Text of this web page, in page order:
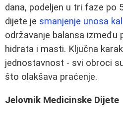
dana, podeljen u tri faze po
dijete je smanjenje unosa
održavanje balansa između
hidrata i masti. Ključna
jednostavnost - svi obroci
što olakšava praćenje.
Jelovnik Medicinske Dijete